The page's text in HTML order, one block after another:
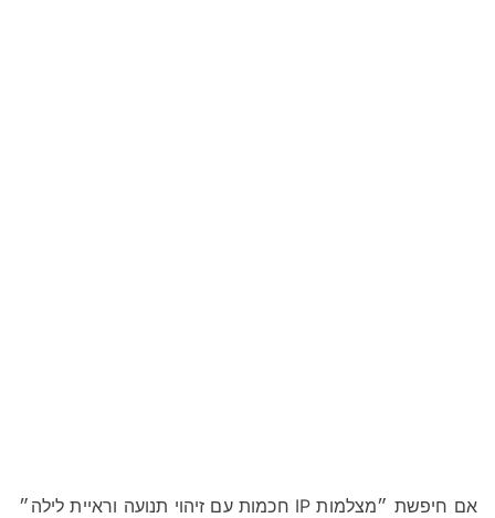
אם חיפשת ״מצלמות IP חכמות עם זיהוי תנועה וראיית לילה״